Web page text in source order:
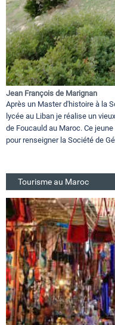
Jean François de Marignan
Après un Master d'histoire à la
lycée au Liban je réalise un
de Foucauld au Maroc. Ce
pour renseigner la Société de
Tourisme au Maroc